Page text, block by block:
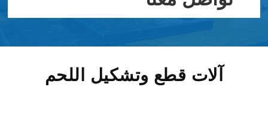
آلات قطع وتشكيل اللحم